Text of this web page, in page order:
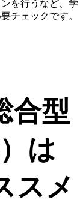
を行うなど、学
チェックです。
合型
は
スメ